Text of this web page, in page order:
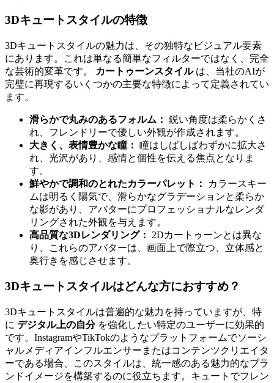
3Dキュートスタイルの特徴
3Dキュートスタイルの魅力は、その独特なビジュアル要素
にあります。これは単なる簡単なフィルターではなく、完全
な芸術的変革です。
カートゥーンスタイルは、当社のAIが
完璧に再現するいくつかの主要な特徴によって定義されてい
ます。
滑らかで丸みのあるフォルム： 鋭い角度は柔らかくさ
れ、フレンドリーで優しい外観が作成されます。
大きく、表情豊かな瞳： 瞳はしばしばわずかに拡大さ
れ、光沢があり、感情と個性を伝える焦点となりま
す。
鮮やかで調和のとれたカラーパレット：
カラースキー
ムは明るく陽気で、滑らかなグラデーションと柔らか
な影があり、アバターにプロフェッショナルなレンダ
リングされた外観を与えます。
高品質な3Dレンダリング：
2Dカートゥーンとは異な
り、これらのアバターは、画面上で際立つ、立体感と
奥行きを感じさせます。
3Dキュートスタイルはどんな方におすすめ？
3Dキュートスタイルは普遍的な魅力を持っていますが、特
に デジタル上の自分を強化したい特定のユーザーに効果的
です。InstagramやTikTokのようなプラットフォームでソーシ
ャルメディアインフルエンサーまたはコンテンツクリエイタ
ーである場合、このスタイルは、統一感のある魅力的なブラ
ンドイメージを構築するのに役立ちます。キュートでフレン